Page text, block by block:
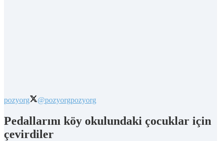
pozyorg @pozyorgpozyorg
Pedallarını köy okulundaki çocuklar için
çevirdiler